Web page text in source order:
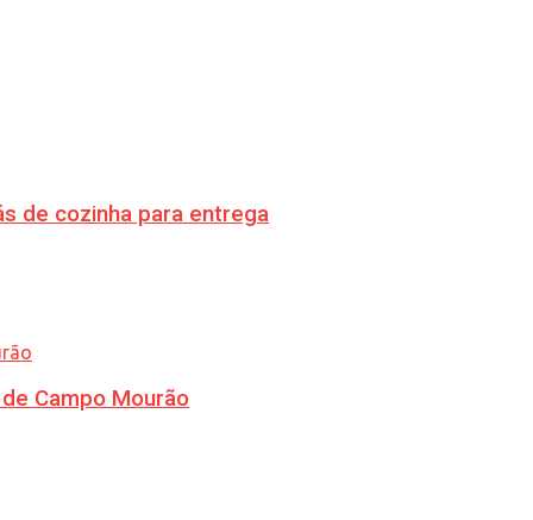
de cozinha para entrega
Campo Mourão